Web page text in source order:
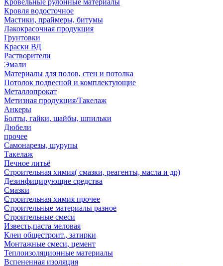
Кровельные рулонные материалы
Кровля водосточное
Мастики, праймеры, битумы
Лакокрасочная продукция
Грунтовки
Краски ВД
Растворители
Эмали
Материалы для полов, стен и потолка
Потолок подвесной и комплектующие
Металлопрокат
Метизная продукция/Такелаж
Анкеры
Болты, гайки, шайбы, шпильки
Дюбели
прочее
Самонарезы, шурупы
Такелаж
Печное литьё
Строительная химия( смазки, реагенты, масла и др)
Дезинфицирующие средства
Смазки
Строительная химия прочее
Строительные материалы разное
Строительные смеси
Известь,паста меловая
Клеи общестроит., затирки
Монтажные смеси, цемент
Теплоизоляционные материалы
Вспененная изоляция